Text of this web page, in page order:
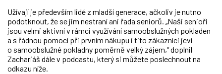
Užívají je především lidé z mladší generace, ačkoliv je nutno
podotknout, že se jim nestraníani řada seniorů. „Naši senioři
jsou velmi aktivní v rámci využívání samoobslužných pokladen
a s řádnou pomocí při prvním nákupu i tito zákazníci jeví
o samoobslužné pokladny poměrně velký zájem,“ doplnil
Zachariáš dále v podcastu, který si můžete poslechnout na
odkazu níže.